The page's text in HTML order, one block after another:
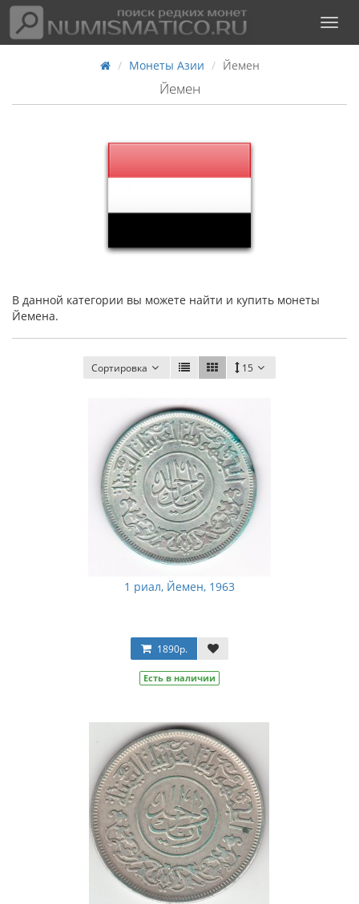
Монеты Азии Йемен
Йемен
В данной категории вы можете найти и купить монеты
Йемена.
Сортировка 15
1 риал, Йемен, 1963
1890р.
Есть в наличии